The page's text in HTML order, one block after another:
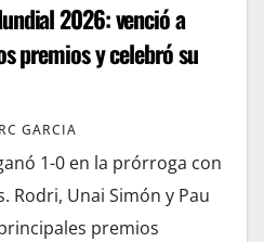
2026: venció a
premios y celebró su
GARCIA
1-0 en la prórroga con
Rodri, Unai Simón y Pau
premios